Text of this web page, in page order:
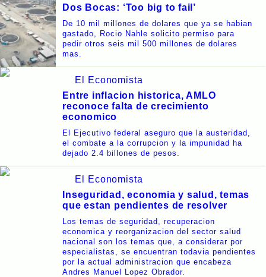
Dos Bocas: ‘Too big to fail’
De 10 mil millones de dolares que ya se habian
gastado, Rocio Nahle solicito permiso para
pedir otros seis mil 500 millones de dolares
mas.
El Economista
Entre inflacion historica, AMLO
reconoce falta de crecimiento
economico
El Ejecutivo federal aseguro que la austeridad,
el combate a la corrupcion y la impunidad ha
dejado 2.4 billones de pesos.
El Economista
Inseguridad, economia y salud, temas
que estan pendientes de resolver
Los temas de seguridad, recuperacion
economica y reorganizacion del sector salud
nacional son los temas que, a considerar por
especialistas, se encuentran todavia pendientes
por la actual administracion que encabeza
Andres Manuel Lopez Obrador.